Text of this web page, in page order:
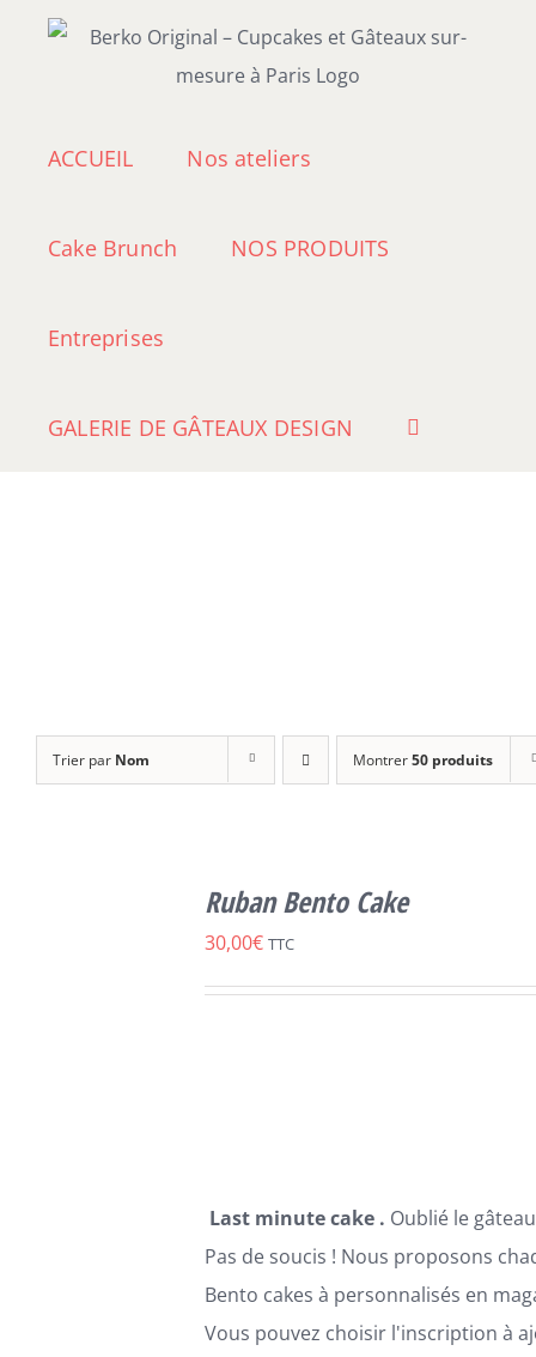
Passer
ACCUEIL Nos ateliers
Cake Brunch NOS PRODUITS
Entreprises
GALERIE DE GÂTEAUX DESIGN
Trier par Nom Montrer50 produits
VARIATIONS.
Ruban Bento Cake
30,00€ TTC
Last minute cake . Oublié le
Pas de soucis ! Nous proposons
Bento cakes à personnalisés en
Vous pouvez choisir l'inscription à